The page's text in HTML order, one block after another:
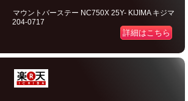
マウントバーステー NC750X 25Y- KIJIMA キジマ
204-0717
詳細はこちら